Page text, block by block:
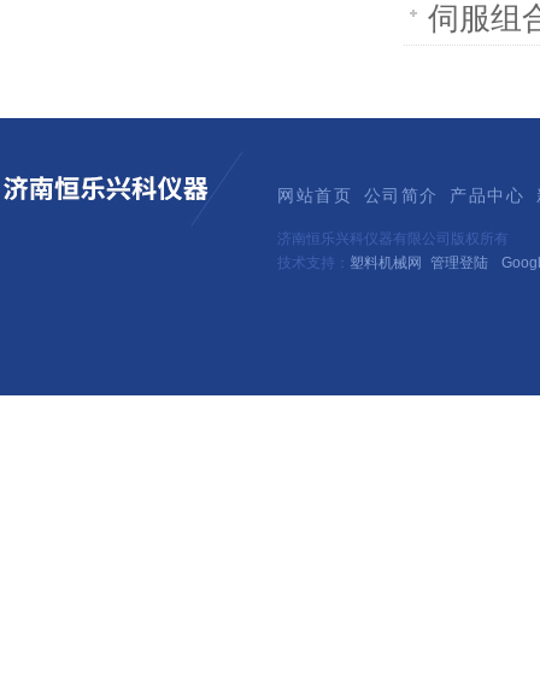
伺服组
网站首页 公司简介 产品中心
济南恒乐兴科仪器有限公司版权所有
技术支持： 塑料机械网 管理登陆